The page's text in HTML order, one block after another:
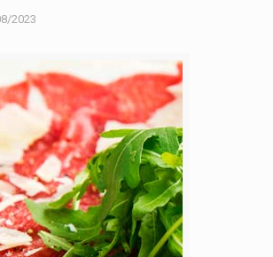
2023